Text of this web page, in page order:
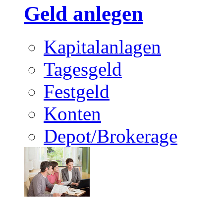
Geld anlegen
Kapitalanlagen
Tagesgeld
Festgeld
Konten
Depot/Brokerage